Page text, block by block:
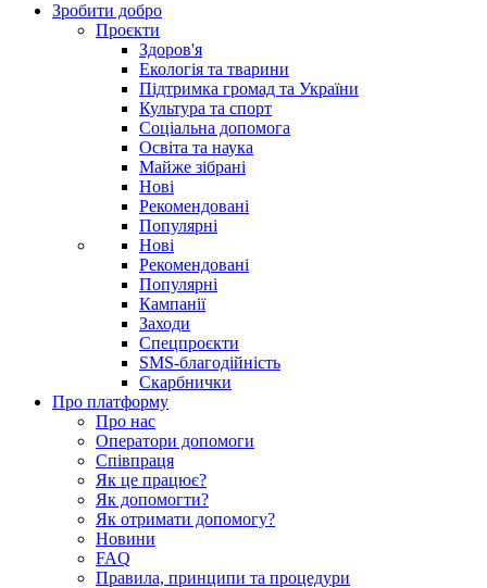
Зробити добро
Проєкти
Здоров'я
Екологія та тварини
Підтримка громад та України
Культура та спорт
Соціальна допомога
Освіта та наука
Майже зібрані
Нові
Рекомендовані
Популярні
Нові
Рекомендовані
Популярні
Кампанії
Заходи
Спецпроєкти
SMS-благодійність
Скарбнички
Про платформу
Про нас
Оператори допомоги
Співпраця
Як це працює?
Як допомогти?
Як отримати допомогу?
Новини
FAQ
Правила, принципи та процедури